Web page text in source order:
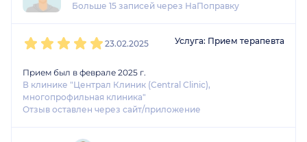
Больше 15 записей через НаПоправку
23.02.2025 Услуга: Прием терапевта
Прием был в феврале 2025 г.
В клинике "Централ Клиник (Central Clinic),
многопрофильная клиника"
Отзыв оставлен через сайт/приложение